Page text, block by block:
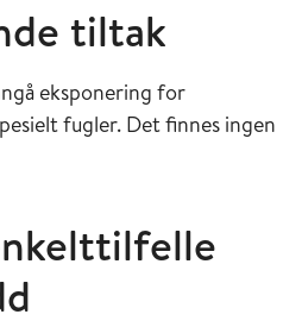
tiltak
eksponering for
fugler. Det finnes ingen